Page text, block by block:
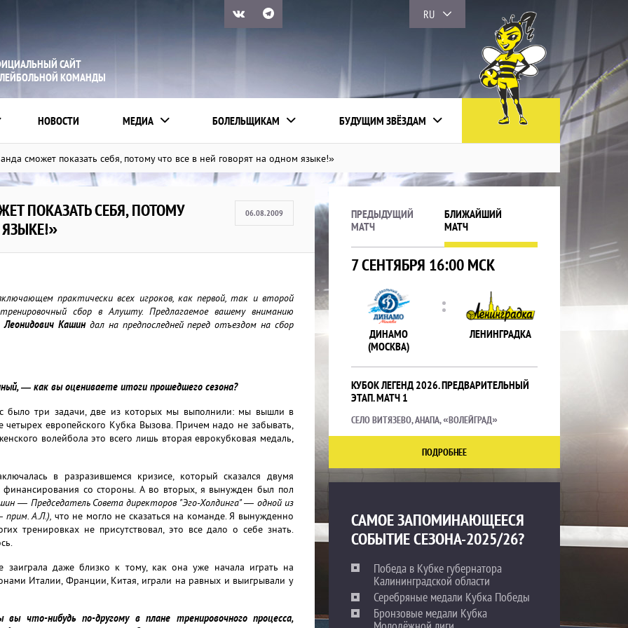
САЙТ
КОМАНДЫ
НОВОСТИ МЕДИА БОЛЕЛЬЩИКАМ БУДУЩИМ ЗВЁЗДАМ
RU
сможет показать себя, потому что все в ней говорят на одном языке!»
ПОКАЗАТЬ СЕБЯ, ПОТОМУ
06.08.2009
практически всех игроков, как первой, так и второй
сбор в Алушту. Предлагаемое вашему вниманию
Леонидович Кашин дал на предпоследней перед отъездом на сбор
— как вы оцениваете итоги прошедшего сезона?
три задачи, две из которых мы выполнили: мы вышли в
европейского Кубка Вызова. Причем надо не забывать,
волейбола это всего лишь вторая еврокубковая медаль,
в разразившемся кризисе, который сказался двумя
со стороны. А во вторых, я вынужден был пол
— Председатель Совета директоров "Эго-Холдинга" — одной из
прим. А.Л.), что не могло не сказаться на команде. Я вынужденно
тренировках не присутствовал, это все дало о себе знать.
заиграла даже близко к тому, как она уже начала играть на
Италии, Франции, Китая, играли на равных и выигрывали у
что-нибудь по-другому в плане тренировочного процесса,
ПРЕДЫДУЩИЙ
МАТЧ
БЛИЖАЙШИЙ
МАТЧ
7 СЕНТЯБРЯ 16:00 МСК
ДИНАМО
(МОСКВА)
ЛЕНИНГРАДКА
КУБОК ЛЕГЕНД 2026. ПРЕДВАРИТЕЛЬНЫЙ
ЭТАП. МАТЧ 1
СЕЛО ВИТЯЗЕВО, АНАПА, «ВОЛЕЙГРАД»
ПОДРОБНЕЕ
САМОЕ ЗАПОМИНАЮЩЕЕСЯ
СОБЫТИЕ СЕЗОНА-2025/26?
Победа в Кубке губернатора
Калининградской области
Серебряные медали Кубка Победы
Бронзовые медали Кубка